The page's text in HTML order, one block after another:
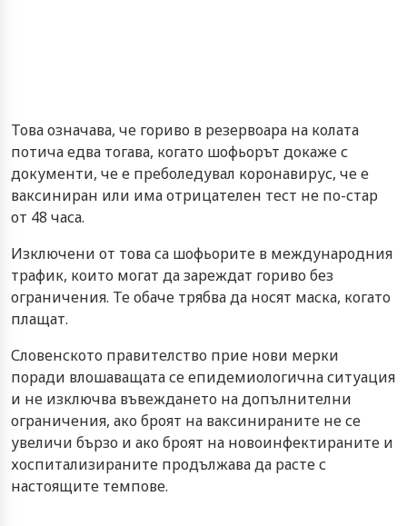
Това означава, че гориво в резервоара на колата
потича едва тогава, когато шофьорът докаже с
документи, че е преболедувал коронавирус, че е
ваксиниран или има отрицателен тест не по-стар
от 48 часа.
Изключени от това са шофьорите в международния
трафик, които могат да зареждат гориво без
ограничения. Те обаче трябва да носят маска, когато
плащат.
Словенското правителство прие нови мерки
поради влошаващата се епидемиологична ситуация
и не изключва въвеждането на допълнителни
ограничения, ако броят на ваксинираните не се
увеличи бързо и ако броят на новоинфектираните и
хоспитализираните продължава да расте с
настоящите темпове.